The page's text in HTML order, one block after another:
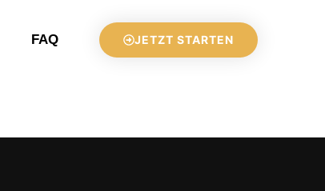
FAQ JETZT STARTEN